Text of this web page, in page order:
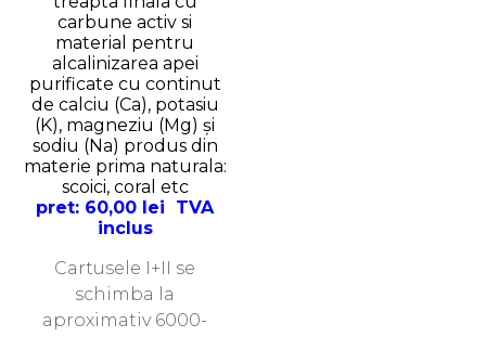
carbune activ si
material pentru
alcalinizarea apei
purificate cu continut
de calciu (Ca), potasiu
(K), magneziu (Mg) și
sodiu (Na) produs din
materie prima naturala:
scoici, coral etc
pret: 60,00 lei TVA
inclus
Cartusele I+II se
schimba la
aproximativ 6000-